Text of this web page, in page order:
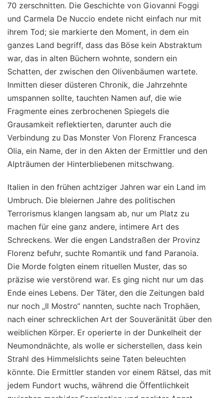
70 zerschnitten. Die Geschichte von Giovanni Foggi
und Carmela De Nuccio endete nicht einfach nur mit
ihrem Tod; sie markierte den Moment, in dem ein
ganzes Land begriff, dass das Böse kein Abstraktum
war, das in alten Büchern wohnte, sondern ein
Schatten, der zwischen den Olivenbäumen wartete.
Inmitten dieser düsteren Chronik, die Jahrzehnte
umspannen sollte, tauchten Namen auf, die wie
Fragmente eines zerbrochenen Spiegels die
Grausamkeit reflektierten, darunter auch die
Verbindung zu Das Monster Von Florenz Francesca
Olia, ein Name, der in den Akten der Ermittler und den
Alpträumen der Hinterbliebenen mitschwang.
Italien in den frühen achtziger Jahren war ein Land im
Umbruch. Die bleiernen Jahre des politischen
Terrorismus klangen langsam ab, nur um Platz zu
machen für eine ganz andere, intimere Art des
Schreckens. Wer die engen Landstraßen der Provinz
Florenz befuhr, suchte Romantik und fand Paranoia.
Die Morde folgten einem rituellen Muster, das so
präzise wie verstörend war. Es ging nicht nur um das
Ende eines Lebens. Der Täter, den die Zeitungen bald
nur noch „Il Mostro“ nannten, suchte nach Trophäen,
nach einer schrecklichen Art der Souveränität über den
weiblichen Körper. Er operierte in der Dunkelheit der
Neumondnächte, als wolle er sicherstellen, dass kein
Strahl des Himmelslichts seine Taten beleuchten
könnte. Die Ermittler standen vor einem Rätsel, das mit
jedem Fundort wuchs, während die Öffentlichkeit